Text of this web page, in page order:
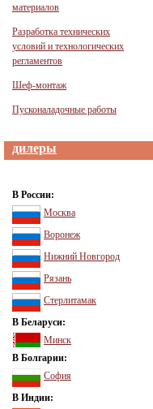
материалов
Разработка технических
условий и технологических
регламентов
Шеф-монтаж
Пусконаладочные работы
дилеры
В России:
Москва
Воронеж
Нижний Новгород
Рязань
Стерлитамак
В Беларуси:
Минск
В Болгарии:
София
В Индии: